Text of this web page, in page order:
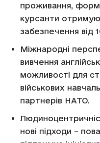
проживання,
курсанти
забезпечення від
Міжнародні
вивчення
можливості для
військових
партнерів НАТО.
нові підходи –